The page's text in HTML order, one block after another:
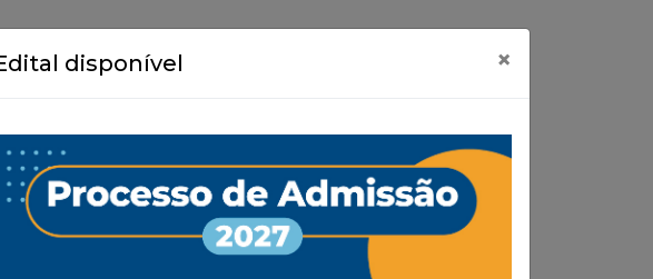
disponível ×